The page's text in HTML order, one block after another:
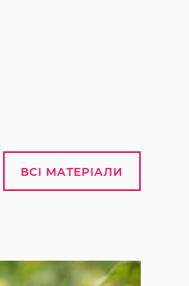
ВСІ МАТЕРІАЛИ